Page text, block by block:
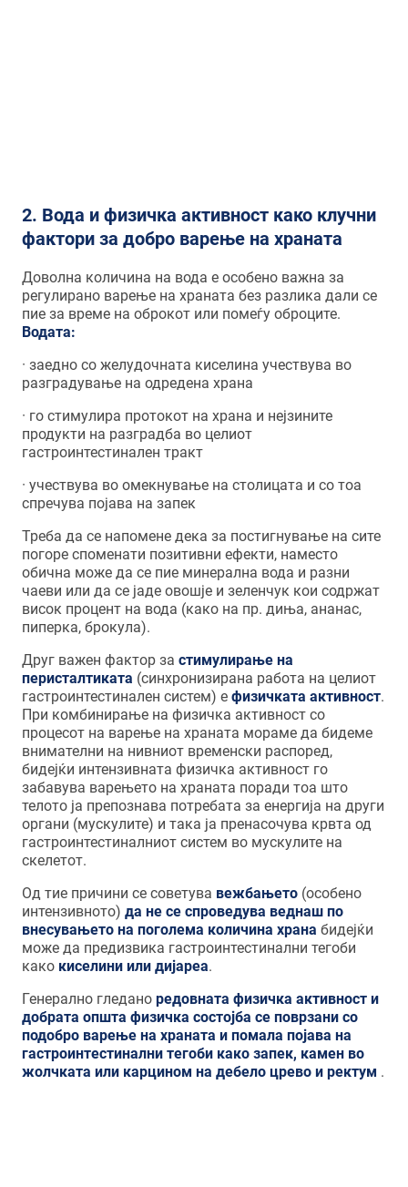
2. Вода и физичка активност како клучни
фактори за добро варење на храната
Доволна количина на вода е особено важна за
регулирано варење на храната без разлика дали се
пие за време на оброкот или помеѓу оброците.
Водата:
· заедно со желудочната киселина учествува во
разградување на одредена храна
· го стимулира протокот на храна и нејзините
продукти на разградба во целиот
гастроинтестинален тракт
· учествува во омекнување на столицата и со тоа
спречува појава на запек
Треба да се напомене дека за постигнување на сите
погоре споменати позитивни ефекти, наместо
обична може да се пие минерална вода и разни
чаеви или да се јаде овошје и зеленчук кои содржат
висок процент на вода (како на пр. диња, ананас,
пиперка, брокула).
Друг важен фактор за стимулирање на
перисталтиката (синхронизирана работа на целиот
гастроинтестинален систем) е физичката активност.
При комбинирање на физичка активност со
процесот на варење на храната мораме да бидеме
внимателни на нивниот временски распоред,
бидејќи интензивната физичка активност го
забавува варењето на храната поради тоа што
телото ја препознава потребата за енергија на други
органи (мускулите) и така ја пренасочува крвта од
гастроинтестиналниот систем во мускулите на
скелетот.
Од тие причини се советува вежбањето(особено
интензивното) да не се спроведува веднаш по
внесувањето на поголема количина храна бидејќи
може да предизвика гастроинтестинални тегоби
како киселини или дијареа.
Генерално гледано редовната физичка активност и
добрата општа физичка состојба се поврзани со
подобро варење на храната и помала појава на
гастроинтестинални тегоби како запек, камен во
жолчката или карцином на дебело црево и ректум .